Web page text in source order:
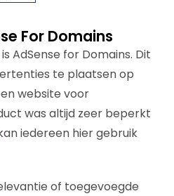
For Domains
AdSense for Domains. Dit
te plaatsen op
website voor
was altijd zeer beperkt
iedereen hier gebruik
of toegevoegde